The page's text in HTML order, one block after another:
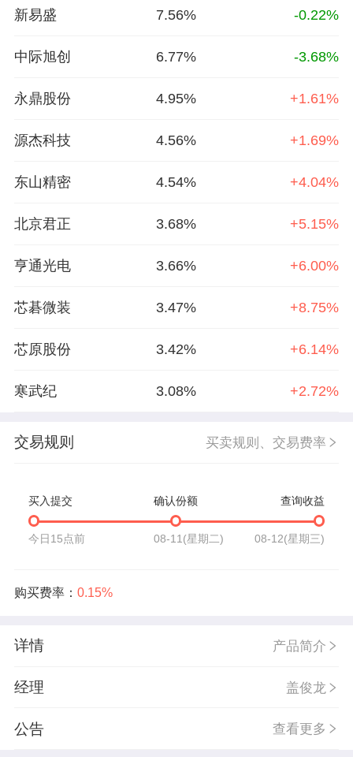
新易盛 7.56% -0.22%
中际旭创 6.77% -3.68%
永鼎股份 4.95% +1.61%
源杰科技 4.56% +1.69%
东山精密 4.54% +4.04%
北京君正 3.68% +5.15%
亨通光电 3.66% +6.00%
芯碁微装 3.47% +8.75%
芯原股份 3.42% +6.14%
寒武纪 3.08% +2.72%
交易规则 买卖规则、交易费率
买入提交 确认份额 查询收益
今日15点前 08-11(星期二) 08-12(星期三)
购买费率： 0.15%
详情 产品简介
经理 盖俊龙
公告 查看更多